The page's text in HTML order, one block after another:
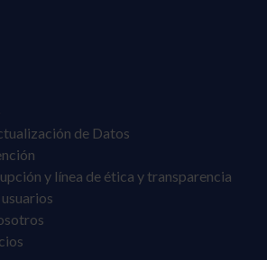
de Datos
y línea de ética y transparencia